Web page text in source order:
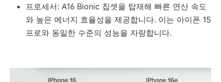
프로세서: A16 Bionic 칩셋을 탑재해 빠른 연산 속도
와 높은 에너지 효율성을 제공합니다. 이는 아이폰 15
프로와 동일한 수준의 성능을 자랑합니다.